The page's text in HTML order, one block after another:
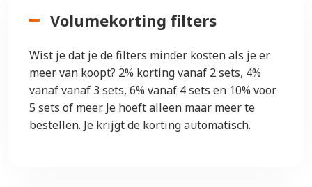
Volumekorting filters
Wist je dat je de filters minder kosten als je er
meer van koopt? 2% korting vanaf 2 sets, 4%
vanaf vanaf 3 sets, 6% vanaf 4 sets en 10% voor
5 sets of meer. Je hoeft alleen maar meer te
bestellen. Je krijgt de korting automatisch.